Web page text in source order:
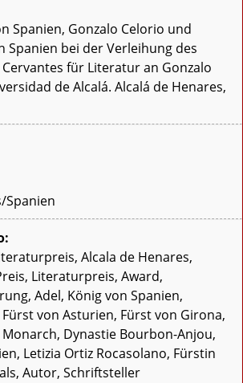
Spanien, Gonzalo Celorio und
Spanien bei der Verleihung des
für Literatur an Gonzalo
de Alcalá. Alcalá de Henares,
Spanien
Alcala de Henares,
Literaturpreis, Award,
Adel, König von Spanien,
von Asturien, Fürst von Girona,
Dynastie Bourbon-Anjou,
Letizia Ortiz Rocasolano, Fürstin
Autor, Schriftsteller